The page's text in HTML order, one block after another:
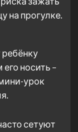
на прогулке.
носить –
урок
сетуют